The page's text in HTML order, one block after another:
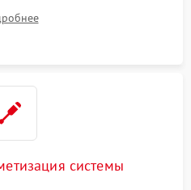
резиновой манжеты.
системы